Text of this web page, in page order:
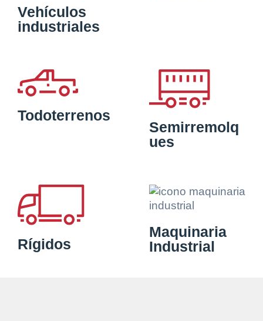
Vehículos
industriales
Todoterrenos
Semirremolq
ues
Rígidos
Maquinaria
Industrial